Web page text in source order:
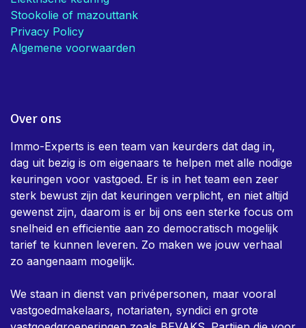
Stookolie of mazouttank
Privacy Policy
Algemene voorwaarden
Over ons
Immo-Experts is een team van keurders dat dag in,
dag uit bezig is om eigenaars te helpen met alle nodige
keuringen voor vastgoed. Er is in het team een zeer
sterk bewust zijn dat keuringen verplicht, en niet altijd
gewenst zijn, daarom is er bij ons een sterke focus om
snelheid en efficientie aan zo democratisch mogelijk
tarief te kunnen leveren. Zo maken we jouw verhaal
zo aangenaam mogelijk.
We staan in dienst van privépersonen, maar vooral
vastgoedmakelaars, notariaten, syndici en grote